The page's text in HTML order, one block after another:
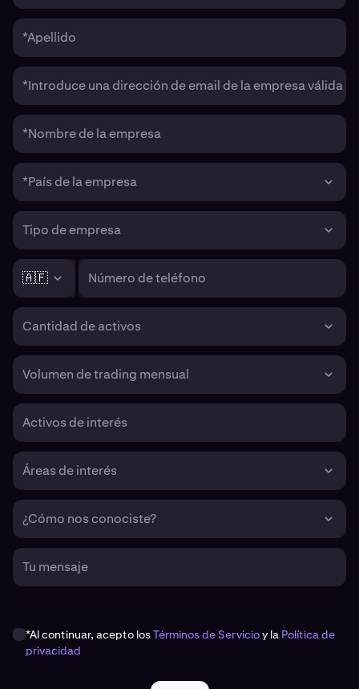
*Apellido
*Introduce una dirección de email de la empresa válida
*Nombre de la empresa
*País de la empresa
Tipo de empresa
🇦🇫 Número de teléfono
Cantidad de activos
Volumen de trading mensual
Activos de interés
Áreas de interés
¿Cómo nos conociste?
Tu mensaje
*Al continuar, acepto losTérminos de Servicioy la Política de
privacidad